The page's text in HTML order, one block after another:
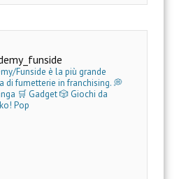
Funside è la più grande
di fumetterie in franchising.💭
🛒 Gadget🎲 Giochi da
Pop